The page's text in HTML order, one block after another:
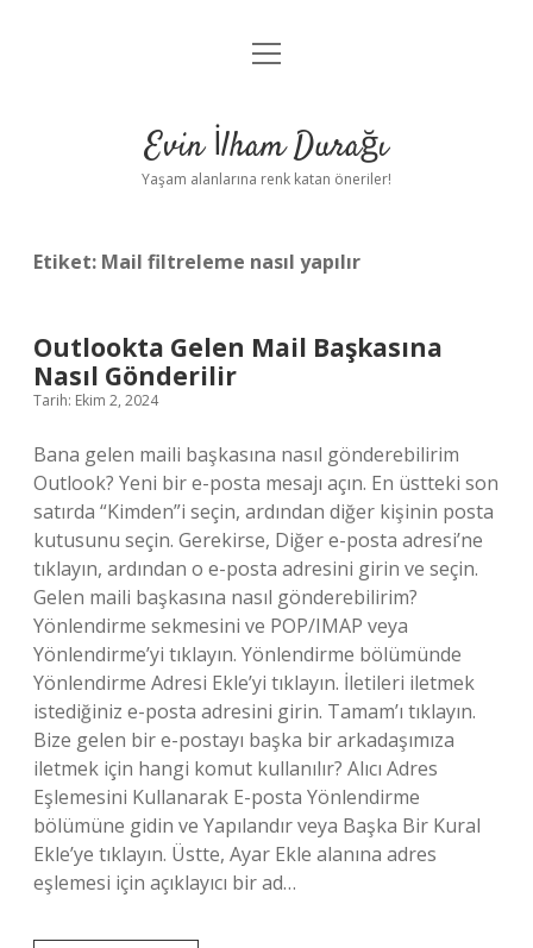
Anasayfa
Yasal Uyarı
menüyü
Evin İlham Durağı
Yaşam alanlarına renk katan öneriler!
Etiket: Mail filtreleme nasıl yapılır
Outlookta Gelen Mail Başkasına
Nasıl Gönderilir
Tarih: Ekim 2, 2024
Bana gelen maili başkasına nasıl gönderebilirim
Outlook? Yeni bir e-posta mesajı açın. En üstteki son
satırda “Kimden”i seçin, ardından diğer kişinin posta
kutusunu seçin. Gerekirse, Diğer e-posta adresi’ne
tıklayın, ardından o e-posta adresini girin ve seçin.
Gelen maili başkasına nasıl gönderebilirim?
Yönlendirme sekmesini ve POP/IMAP veya
Yönlendirme’yi tıklayın. Yönlendirme bölümünde
Yönlendirme Adresi Ekle’yi tıklayın. İletileri iletmek
istediğiniz e-posta adresini girin. Tamam’ı tıklayın.
Bize gelen bir e-postayı başka bir arkadaşımıza
iletmek için hangi komut kullanılır? Alıcı Adres
Eşlemesini Kullanarak E-posta Yönlendirme
bölümüne gidin ve Yapılandır veya Başka Bir Kural
Ekle’ye tıklayın. Üstte, Ayar Ekle alanına adres
eşlemesi için açıklayıcı bir ad…